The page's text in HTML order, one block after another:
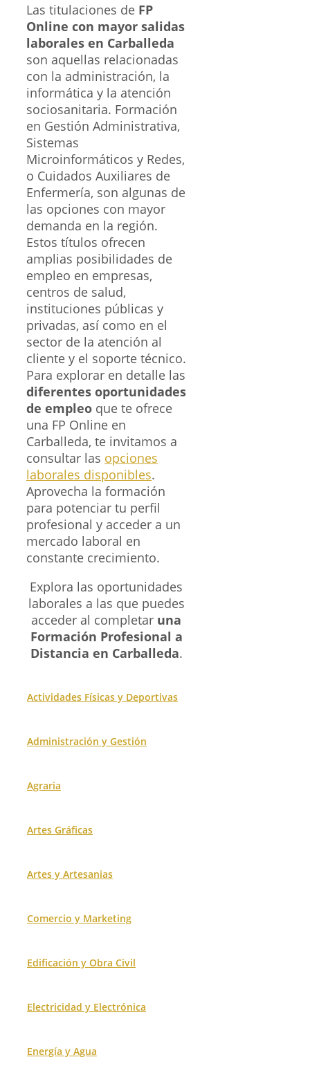
Las titulaciones de FP
Online con mayor salidas
laborales en Carballeda
son aquellas relacionadas
con la administración, la
informática y la atención
sociosanitaria. Formación
en Gestión Administrativa,
Sistemas
Microinformáticos y Redes,
o Cuidados Auxiliares de
Enfermería, son algunas de
las opciones con mayor
demanda en la región.
Estos títulos ofrecen
amplias posibilidades de
empleo en empresas,
centros de salud,
instituciones públicas y
privadas, así como en el
sector de la atención al
cliente y el soporte técnico.
Para explorar en detalle las
diferentes oportunidades
de empleo que te ofrece
una FP Online en
Carballeda, te invitamos a
consultar las opciones
laborales disponibles.
Aprovecha la formación
para potenciar tu perfil
profesional y acceder a un
mercado laboral en
constante crecimiento.
Explora las oportunidades
laborales a las que puedes
acceder al completar una
Formación Profesional a
Distancia en Carballeda.
Actividades Físicas y Deportivas
Administración y Gestión
Agraria
Artes Gráficas
Artes y Artesanias
Comercio y Marketing
Edificación y Obra Civil
Electricidad y Electrónica
Energía y Agua